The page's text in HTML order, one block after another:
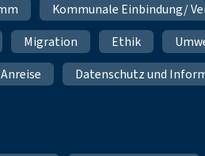
Kommunale Einbindung/
Migration Ethik
Anreise Datenschutz und